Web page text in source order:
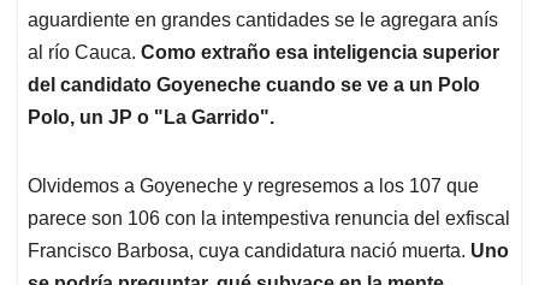
aguardiente en grandes cantidades se le agregara anís
al río Cauca. Como extraño esa inteligencia superior
del candidato Goyeneche cuando se ve a un Polo
Polo, un JP o "La Garrido".
Olvidemos a Goyeneche y regresemos a los 107 que
parece son 106 con la intempestiva renuncia del exfiscal
Francisco Barbosa, cuya candidatura nació muerta. Uno